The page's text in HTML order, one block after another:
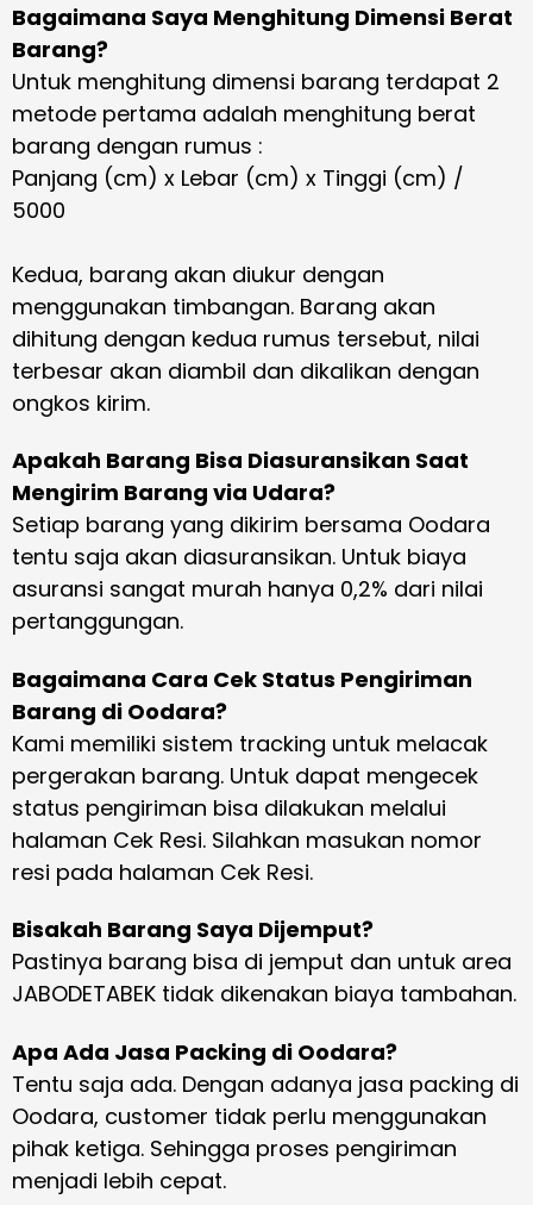
Bagaimana Saya Menghitung Dimensi Berat
Barang?
Untuk menghitung dimensi barang terdapat 2
metode pertama adalah menghitung berat
barang dengan rumus :
Panjang (cm) x Lebar (cm) x Tinggi (cm) /
5000
Kedua, barang akan diukur dengan
menggunakan timbangan. Barang akan
dihitung dengan kedua rumus tersebut, nilai
terbesar akan diambil dan dikalikan dengan
ongkos kirim.
Apakah Barang Bisa Diasuransikan Saat
Mengirim Barang via Udara?
Setiap barang yang dikirim bersama Oodara
tentu saja akan diasuransikan. Untuk biaya
asuransi sangat murah hanya 0,2% dari nilai
pertanggungan.
Bagaimana Cara Cek Status Pengiriman
Barang di Oodara?
Kami memiliki sistem tracking untuk melacak
pergerakan barang. Untuk dapat mengecek
status pengiriman bisa dilakukan melalui
halaman Cek Resi. Silahkan masukan nomor
resi pada halaman Cek Resi.
Bisakah Barang Saya Dijemput?
Pastinya barang bisa di jemput dan untuk area
JABODETABEK tidak dikenakan biaya tambahan.
Apa Ada Jasa Packing di Oodara?
Tentu saja ada. Dengan adanya jasa packing di
Oodara, customer tidak perlu menggunakan
pihak ketiga. Sehingga proses pengiriman
menjadi lebih cepat.